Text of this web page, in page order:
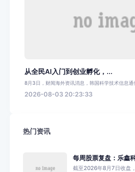
从全民AI入门到创业孵化，...
8月3日，财闻海外资讯消息，韩国科学技术信息
2026-08-03 20:23:33
热门资讯
每周股票复盘：乐鑫
截至2026年8月7日收盘